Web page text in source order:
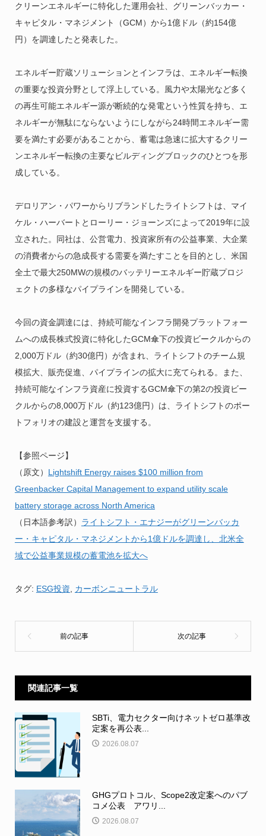
クリーンエネルギーに特化した運用会社、グリーンバッカー・
キャピタル・マネジメント（GCM）から1億ドル（約154億
円）を調達したと発表した。
エネルギー貯蔵ソリューションとインフラは、エネルギー転換
の重要な投資分野として浮上している。風力や太陽光など多く
の再生可能エネルギー源が断続的な発電という性質を持ち、エ
ネルギーが無駄にならないようにしながら24時間エネルギー需
要を満たす必要があることから、蓄電は急速に拡大するクリー
ンエネルギー転換の主要なビルディングブロックのひとつを形
成している。
デロリアン・パワーからリブランドしたライトシフトは、マイ
ケル・ハーバートとローリー・ジョーンズによって2019年に設
立された。同社は、公営電力、投資家所有の公益事業、大企業
の消費者からの急成長する需要を満たすことを目的とし、米国
全土で最大250MWの規模のバッテリーエネルギー貯蔵プロジ
ェクトの多様なパイプラインを開発している。
今回の資金調達には、持続可能なインフラ開発プラットフォー
ムへの成長株式投資に特化したGCM傘下の投資ビークルからの
2,000万ドル（約30億円）が含まれ、ライトシフトのチーム規
模拡大、販売促進、パイプラインの拡大に充てられる。また、
持続可能なインフラ資産に投資するGCM傘下の第2の投資ビー
クルからの8,000万ドル（約123億円）は、ライトシフトのポー
トフォリオの建設と運営を支援する。
【参照ページ】
（原文） Lightshift Energy raises $100 million from
Greenbacker Capital Management to expand utility scale
battery storage across North America
（日本語参考訳） ライトシフト・エナジーがグリーンバッカ
ー・キャピタル・マネジメントから1億ドルを調達し、北米全
域で公益事業規模の蓄電池を拡大へ
タグ: ESG投資 カーボンニュートラル
関連記事一覧
SBTi、電力セクター向けネットゼロ基準改
定案を再公表...
2026.08.07
GHGプロトコル、Scope2改定案へのパブ
コメ公表 アワリ...
2026.08.07